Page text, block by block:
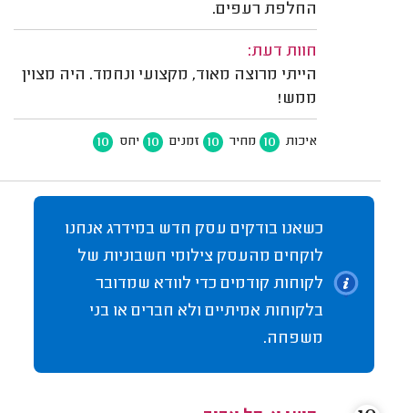
החלפת רעפים.
חוות דעת:
הייתי מרוצה מאוד, מקצועי ונחמד. היה מצוין
ממש!
איכות 10 מחיר 10 זמנים 10 יחס 10
כשאנו בודקים עסק חדש במידרג אנחנו
לוקחים מהעסק צילומי חשבוניות של
לקוחות קודמים כדי לוודא שמדובר
בלקוחות אמיתיים ולא חברים או בני
משפחה.